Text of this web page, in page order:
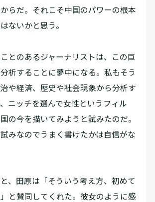
らだ。それこそ中国のパワーの根本
ないかと思う。
とのあるジャーナリストは、この巨
析することに夢中になる。私もそう
や経済、歴史や社会現象から分析す
ニッチを選んで女性というフィル
の今を描いてみようと試みたのだ。
みなのでうまく書けたかは自信がな
、田原は「そういう考え方、初めて
と賛同してくれた。彼女のように感